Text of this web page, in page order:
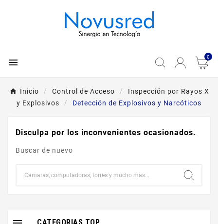
 0
Inicio Control de Acceso
Inspección por Rayos X
y Explosivos
Detección de Explosivos y Narcóticos
Disculpa por los inconvenientes ocasionados.
Buscar de nuevo